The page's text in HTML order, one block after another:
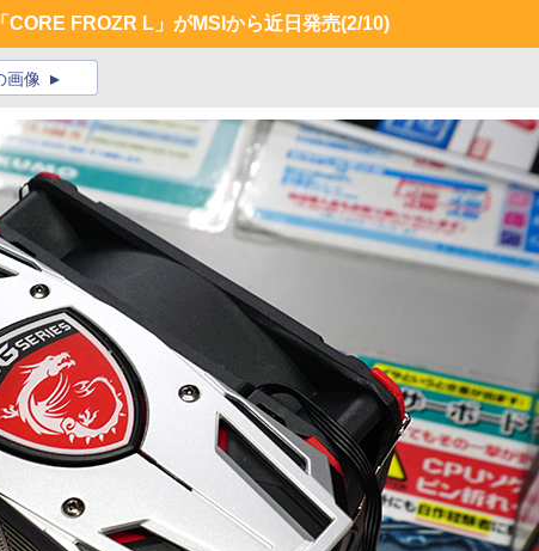
FROZR L」がMSIから近日発売(2/10)
画像